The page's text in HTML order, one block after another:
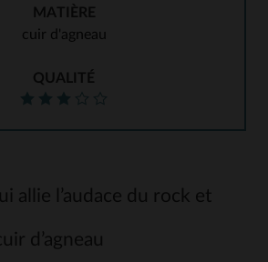
MATIÈRE
cuir d'agneau
QUALITÉ
allie l’audace du rock et
d’agneau